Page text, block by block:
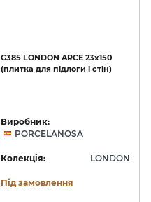
G385 LONDON ARCE 23x150
(плитка для підлоги і стін)
Виробник:
PORCELANOSA
Колекція: LONDON
Під замовлення